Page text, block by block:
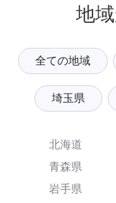
地
全ての地域
埼玉県
北海道
青森県
岩手県